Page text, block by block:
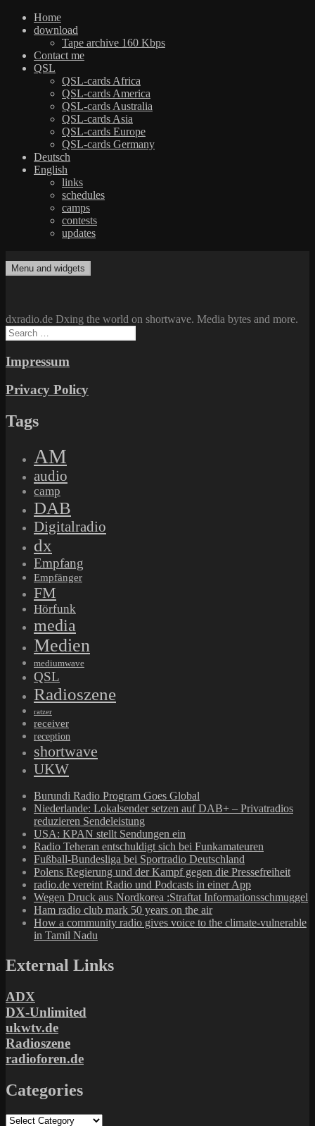
Home
download
Tape archive 160 Kbps
Contact me
QSL
QSL-cards Africa
QSL-cards America
QSL-cards Australia
QSL-cards Asia
QSL-cards Europe
QSL-cards Germany
Deutsch
English
links
schedules
camps
contests
updates
to
dxradio.de
DXing the world on shortwave
Menu and widgets
dxradio.de Dxing the world on shortwave. Media bytes and more.
Search
for:
Impressum
Privacy Policy
Tags
AM
audio
camp
DAB
Digitalradio
dx
Empfang
Empfänger
FM
Hörfunk
media
Medien
mediumwave
QSL
Radioszene
ratzer
receiver
reception
shortwave
UKW
Burundi Radio Program Goes Global
Niederlande: Lokalsender setzen auf DAB+ – Privatradios
reduzieren Sendeleistung
USA: KPAN stellt Sendungen ein
Radio Teheran entschuldigt sich bei Funkamateuren
Fußball-Bundesliga bei Sportradio Deutschland
Polens Regierung und der Kampf gegen die Pressefreiheit
radio.de vereint Radio und Podcasts in einer App
Wegen Druck aus Nordkorea :Straftat Informationsschmuggel
Ham radio club mark 50 years on the air
How a community radio gives voice to the climate-vulnerable
in Tamil Nadu
External Links
ADX
DX-Unlimited
ukwtv.de
Radioszene
radioforen.de
Categories
Categories